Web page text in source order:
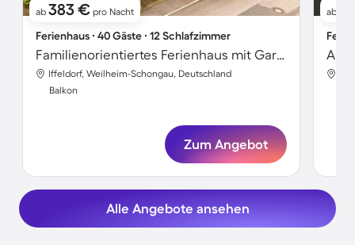
ab 383 € pro Nacht
Ferienhaus ∙ 40 Gäste ∙ 12 Schlafzimmer
Familienorientiertes Ferienhaus mit Garten und Terrasse | Panoramablick | Haustiere sind willkommen
Iffeldorf, Weilheim-Schongau, Deutschland
Balkon
Zum Angebot
ab
Alle Angebote ansehen